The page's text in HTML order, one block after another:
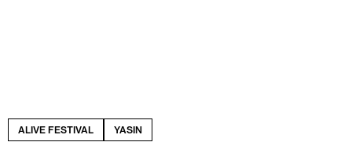
ALIVE FESTIVAL YASIN